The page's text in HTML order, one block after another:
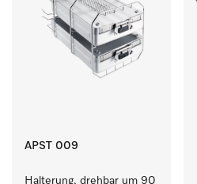
APST 009
Halterung, drehbar um 90